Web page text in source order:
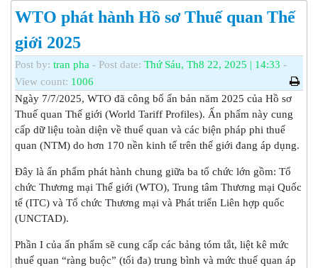
WTO phát hành Hồ sơ Thuế quan Thế
giới 2025
Post by: tran pha - Post date: Thứ Sáu, Th8 22, 2025 | 14:33 -
View count: 1006
Ngày 7/7/2025, WTO đã công bố ấn bản năm 2025 của Hồ sơ
Thuế quan Thế giới (World Tariff Profiles). Ấn phẩm này cung
cấp dữ liệu toàn diện về thuế quan và các biện pháp phi thuế
quan (NTM) do hơn 170 nền kinh tế trên thế giới đang áp dụng.
Đây là ấn phẩm phát hành chung giữa ba tổ chức lớn gồm: Tổ
chức Thương mại Thế giới (WTO), Trung tâm Thương mại Quốc
tế (ITC) và Tổ chức Thương mại và Phát triển Liên hợp quốc
(UNCTAD).
Phần I của ấn phẩm sẽ cung cấp các bảng tóm tắt, liệt kê mức
thuế quan “ràng buộc” (tối đa) trung bình và mức thuế quan áp